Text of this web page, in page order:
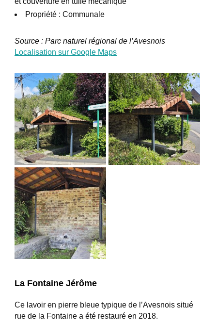
Propriété : Communale
Source : Parc naturel régional de l’Avesnois
Localisation sur Google Maps
La Fontaine Jérôme
Ce lavoir en pierre bleue typique de l’Avesnois situé
rue de la Fontaine a été restauré en 2018.